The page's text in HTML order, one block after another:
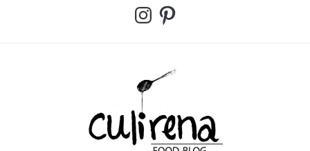
InstagramPinterest